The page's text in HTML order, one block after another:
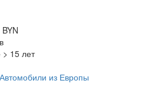
15 лет
Автомобили из Европы